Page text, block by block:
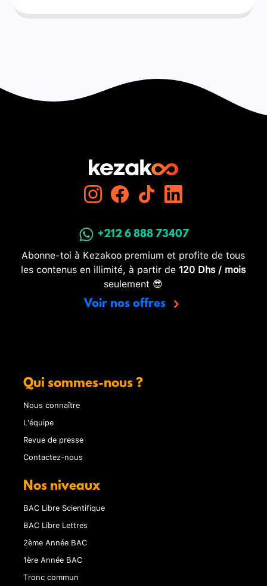
+212 6 888 73407
Abonne-toi à Kezakoo premium et profite de tous
les contenus en illimité, à partir de 120 Dhs / mois
seulement 😎
Voir nos offres
Qui sommes-nous ?
Nous connaître
L'équipe
Revue de presse
Contactez-nous
Nos niveaux
BAC Libre Scientifique
BAC Libre Lettres
2ème Année BAC
1ère Année BAC
Tronc commun